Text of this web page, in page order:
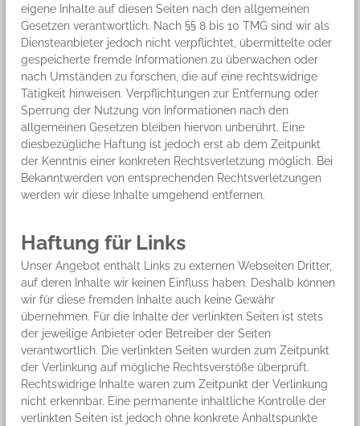
eigene Inhalte auf diesen Seiten nach den allgemeinen
Gesetzen verantwortlich. Nach §§ 8 bis 10 TMG sind wir als
Diensteanbieter jedoch nicht verpflichtet, übermittelte oder
gespeicherte fremde Informationen zu überwachen oder
nach Umständen zu forschen, die auf eine rechtswidrige
Tätigkeit hinweisen. Verpflichtungen zur Entfernung oder
Sperrung der Nutzung von Informationen nach den
allgemeinen Gesetzen bleiben hiervon unberührt. Eine
diesbezügliche Haftung ist jedoch erst ab dem Zeitpunkt
der Kenntnis einer konkreten Rechtsverletzung möglich. Bei
Bekanntwerden von entsprechenden Rechtsverletzungen
werden wir diese Inhalte umgehend entfernen.
Haftung für Links
Unser Angebot enthält Links zu externen Webseiten Dritter,
auf deren Inhalte wir keinen Einfluss haben. Deshalb können
wir für diese fremden Inhalte auch keine Gewähr
übernehmen. Für die Inhalte der verlinkten Seiten ist stets
der jeweilige Anbieter oder Betreiber der Seiten
verantwortlich. Die verlinkten Seiten wurden zum Zeitpunkt
der Verlinkung auf mögliche Rechtsverstöße überprüft.
Rechtswidrige Inhalte waren zum Zeitpunkt der Verlinkung
nicht erkennbar. Eine permanente inhaltliche Kontrolle der
verlinkten Seiten ist jedoch ohne konkrete Anhaltspunkte